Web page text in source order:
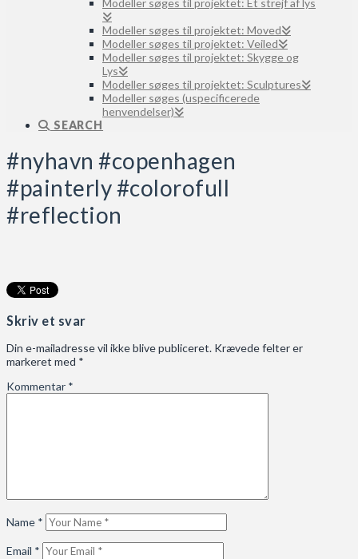
Modeller søges til projektet: Et strejf af lys
Modeller søges til projektet: Moved
Modeller søges til projektet: Veiled
Modeller søges til projektet: Skygge og
Lys
Modeller søges til projektet: Sculptures
Modeller søges (uspecificerede
henvendelser)
SEARCH
#nyhavn #copenhagen
#painterly #colorofull
#reflection
Skriv et svar
Din e-mailadresse vil ikke blive publiceret. Krævede felter er
markeret med *
Kommentar *
Name *
Email *